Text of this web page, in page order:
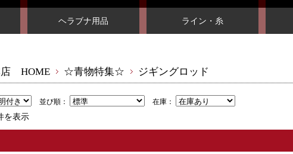
ヘラブナ用品 ライン・糸
店 HOME ☆青物特集☆ ジギングロッド
並び順： 在庫：
を表示